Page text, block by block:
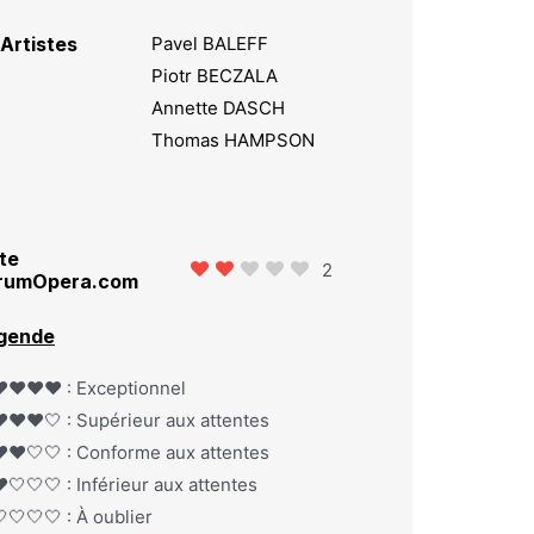
Artistes
Pavel BALEFF
Piotr BECZALA
Annette DASCH
Thomas HAMPSON
2
: Exceptionnel
: Supérieur aux attentes
: Conforme aux attentes
: Inférieur aux attentes
: À oublier